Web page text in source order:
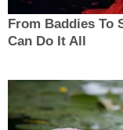
From Baddies To
Can Do It All